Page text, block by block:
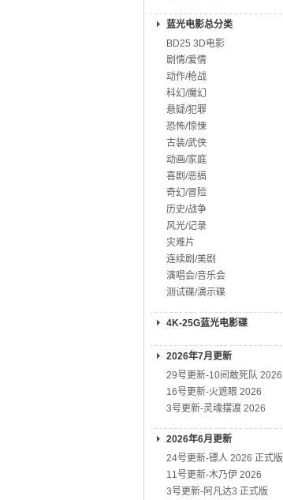
蓝光电影总分类
BD25 3D电影
剧情/爱情
动作/枪战
科幻/魔幻
悬疑/犯罪
恐怖/惊悚
古装/武侠
动画/家庭
喜剧/恶搞
奇幻/冒险
历史/战争
风光/记录
灾难片
连续剧/美剧
演唱会/音乐会
测试碟/演示碟
4K-25G蓝光电影碟
2026年7月更新
29号更新-10间敢死队 2026
16号更新-火遮眼 2026
3号更新-灵魂摆渡 2026
2026年6月更新
24号更新-镖人 2026 正式版
11号更新-木乃伊 2026
3号更新-阿凡达3 正式版